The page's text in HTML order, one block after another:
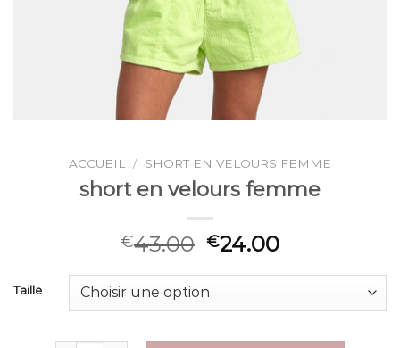
ACCUEIL / SHORT EN VELOURS FEMME
short en velours femme
€43.00 €24.00
Taille